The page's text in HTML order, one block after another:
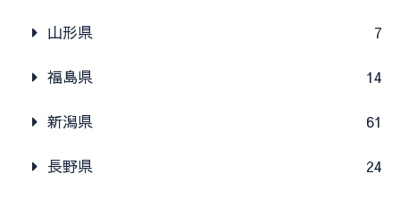
山形県 7
福島県 14
新潟県 61
長野県 24